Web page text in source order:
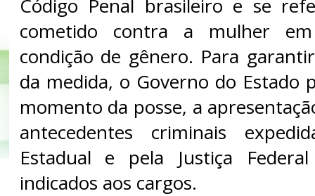
Código Penal brasileiro e se
cometido contra a mulher
condição de gênero. Para
da medida, o Governo do Estado
momento da posse, a
antecedentes criminais
Estadual e pela Justiça
indicados aos cargos.